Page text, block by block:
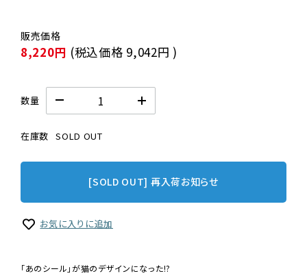
8,220円 (税込価格 9,042円 )
数量
在庫数 SOLD OUT
[SOLD OUT] 再入荷お知らせ
お気に入りに追加
「あのシール」が猫のデザインになった!?